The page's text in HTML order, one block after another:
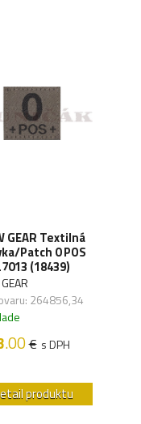
GEAR Textilná
Patch 0 POS
(18439)
264856,34
.00€ s DPH
produktu